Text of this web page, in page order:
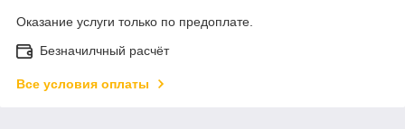
Оказание услуги только по предоплате.
Безначилчный расчёт
Все условия оплаты